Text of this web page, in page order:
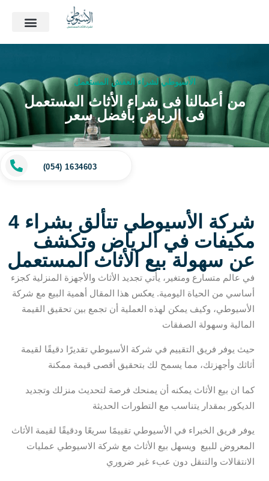
الأسيوطي لشراء العفش المستعمل
من أعمالنا فى شراء الأثاث المستعمل
فى الرياض بأفضل سعر
شركة الأسيوطي تتألق بشراء 4
مكيفات في الرياض وتكشف
عن سهولة بيع الأثاث المستعمل
في عالم متسارع ومتغير، يأتي تجديد الأثاث والأجهزة المنزلية كجزء
أساسي من الحياة اليومية. يعكس هذا المقال أهمية البيع مع شركة
الأسيوطي، وكيف يمكن لهذه العملية أن تجمع بين تحقيق القيمة
المالية وسهولة الصفقات
حيث يوفر فريق التقييم في شركة الأسيوطي تقديرًا دقيقًا لقيمة
أثاثك وأجهزتك، مما يسمح لك بتحقيق أقصى قيمة ممكنة
الديكور بمقدار يتناسب مع التطورات الحديثة
يوفر فريق الخبراء في الأسيوطي تقييمًا سريعًا ودقيقًا لقيمة الأثاث
المعروض للبيع ويسهل بيع الأثاث مع شركة الاسيوطي عمليات
الانتقالات والتنقل دون عبء غير ضروري
(054) 1634603